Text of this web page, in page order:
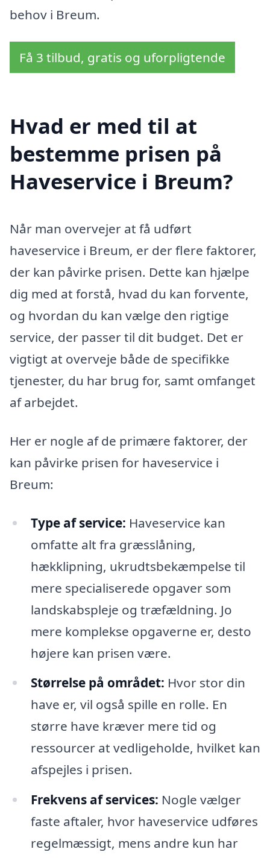
behov i Breum.
Få 3 tilbud, gratis og uforpligtende
Hvad er med til at
bestemme prisen på
Haveservice i Breum?
Når man overvejer at få udført
haveservice i Breum, er der flere faktorer,
der kan påvirke prisen. Dette kan hjælpe
dig med at forstå, hvad du kan forvente,
og hvordan du kan vælge den rigtige
service, der passer til dit budget. Det er
vigtigt at overveje både de specifikke
tjenester, du har brug for, samt omfanget
af arbejdet.
Her er nogle af de primære faktorer, der
kan påvirke prisen for haveservice i
Breum:
Type af service: Haveservice kan
omfatte alt fra græsslåning,
hækklipning, ukrudtsbekæmpelse til
mere specialiserede opgaver som
landskabspleje og træfældning. Jo
mere komplekse opgaverne er, desto
højere kan prisen være.
Størrelse på området: Hvor stor din
have er, vil også spille en rolle. En
større have kræver mere tid og
ressourcer at vedligeholde, hvilket kan
afspejles i prisen.
Frekvens af services: Nogle vælger
faste aftaler, hvor haveservice udføres
regelmæssigt, mens andre kun har